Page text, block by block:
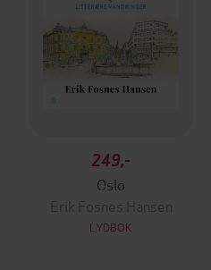
249,-
Oslo
Erik Fosnes Hansen
LYDBOK